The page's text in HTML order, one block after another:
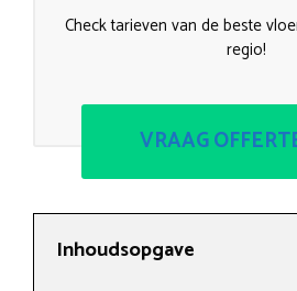
Check tarieven van de beste
regio!
VRAAG
Inhoudsopgave